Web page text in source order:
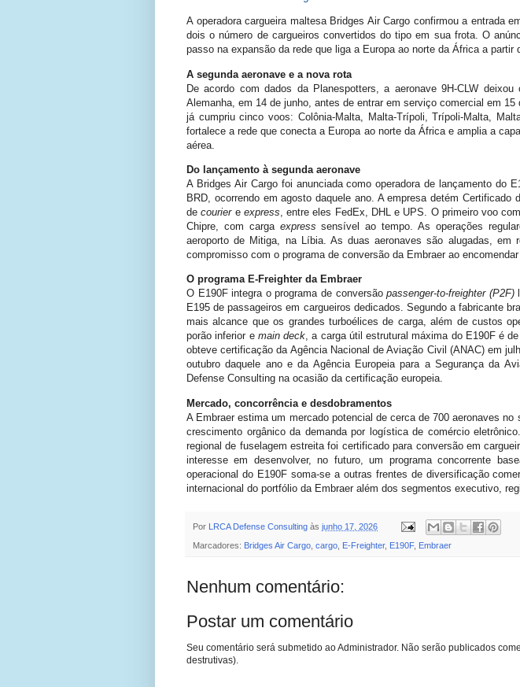
A operadora cargueira maltesa Bridges Air Cargo confirmou a entrada
dois o número de cargueiros convertidos do tipo em sua frota. O
passo na expansão da rede que liga a Europa ao norte da África a partir
A segunda aeronave e a nova rota
De acordo com dados da Planespotters, a aeronave 9H-CLW
Alemanha, em 14 de junho, antes de entrar em serviço comercial em
já cumpriu cinco voos: Colônia-Malta, Malta-Trípoli, Trípoli-Malta,
fortalece a rede que conecta a Europa ao norte da África e amplia a
aérea.
Do lançamento à segunda aeronave
A Bridges Air Cargo foi anunciada como operadora de lançamento do
BRD, ocorrendo em agosto daquele ano. A empresa detém
decouriere express, entre eles FedEx, DHL e UPS. O primeiro voo
Chipre, com carga express sensível ao tempo. As operações
aeroporto de Mitiga, na Líbia. As duas aeronaves são alugadas, em
compromisso com o programa de conversão da Embraer ao
O programa E-Freighter da Embraer
O E190F integra o programa de conversãopassenger-to-freighter (P2F)
E195 de passageiros em cargueiros dedicados. Segundo a fabricante
mais alcance que os grandes turboélices de carga, além de custos
porão inferior e main deck, a carga útil estrutural máxima do E190F é
obteve certificação da Agência Nacional de Aviação Civil (ANAC) em
outubro daquele ano e da Agência Europeia para a Segurança da
Defense Consulting na ocasião da certificação europeia.
Mercado, concorrência e desdobramentos
A Embraer estima um mercado potencial de cerca de 700 aeronaves
crescimento orgânico da demanda por logística de comércio
regional de fuselagem estreita foi certificado para conversão em
interesse em desenvolver, no futuro, um programa concorrente
operacional do E190F soma-se a outras frentes de diversificação
internacional do portfólio da Embraer além dos segmentos executivo,
Por LRCA Defense Consulting às junho 17, 2026
Marcadores: Bridges Air Cargo cargo E-Freighter, E190F, Embraer
Nenhum comentário:
Postar um comentário
Seu comentário será submetido ao Administrador. Não serão publicados
destrutivas).